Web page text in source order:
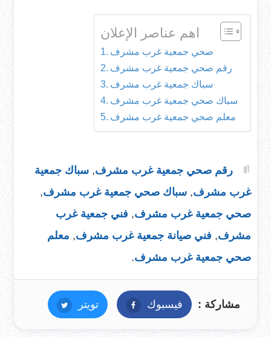
اهم عناصر الإعلان
صحي جمعية غرب مشرف
رقم صحي جمعية غرب مشرف
سباك جمعية غرب مشرف
سباك صحي جمعية غرب مشرف
معلم صحي جمعية غرب مشرف
رقم صحي جمعية غرب مشرف, سباك جمعية
غرب مشرف, سباك صحي جمعية غرب مشرف,
صحي جمعية غرب مشرف, فني جمعية غرب
مشرف, فني صيانة جمعية غرب مشرف, معلم
صحي جمعية غرب مشرف.
مشاركة : فيسبوك فيسبوكتويتر تويتر